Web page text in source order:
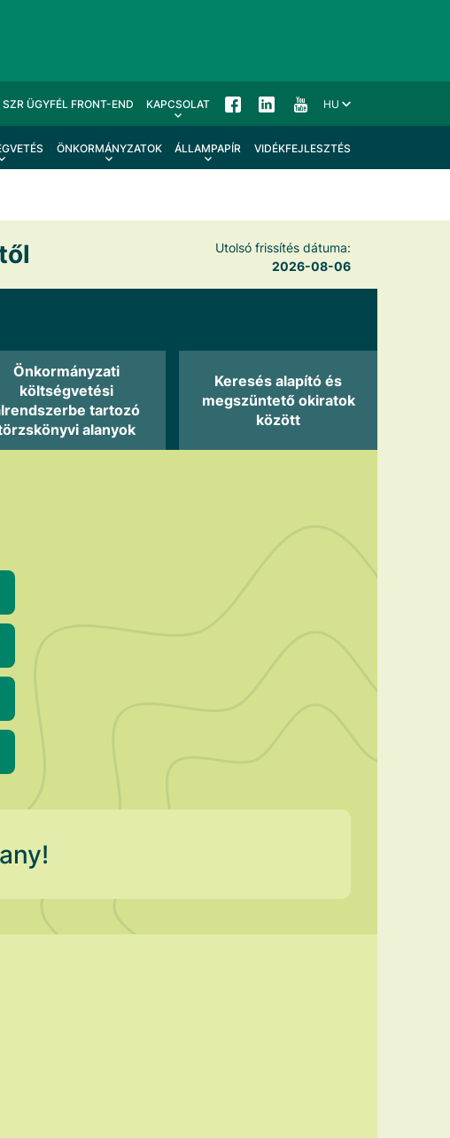
SZR ÜGYFÉL FRONT-END KAPCSOLAT HU
ÖNKORMÁNYZATOK ÁLLAMPAPÍR VIDÉKFEJLESZTÉS
Utolsó frissítés dátuma:
2026-08-06
Önkormányzati
költségvetési
tartozó
alanyok
Keresés alapító és
megszüntető okiratok
között